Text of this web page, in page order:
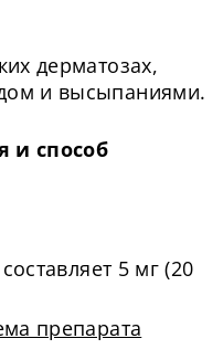
дерматозах,
и высыпаниями.
и способ
5 мг (20
препарата